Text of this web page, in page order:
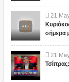
21
σήμερα
21